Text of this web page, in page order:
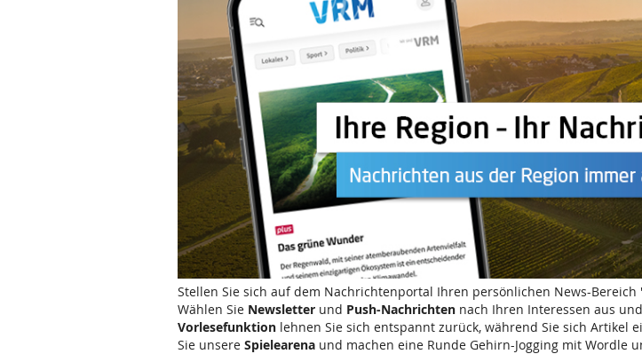
Stellen Sie sich auf dem Nachrichtenportal Ihren persönlichen News-Bereich
Wählen Sie Newsletter und Push-Nachrichten nach Ihren Interessen aus
Vorlesefunktion lehnen Sie sich entspannt zurück, während Sie sich
Sie unsere Spielearena und machen eine Runde Gehirn-Jogging mit Wordle